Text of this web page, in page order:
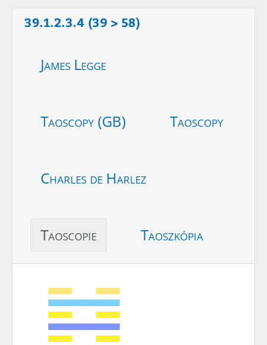
39.1.2.3.4 (39 > 58)
James Legge
Taoscopy (GB) Taoscopy
Charles de Harlez
Taoscopie Taoszkópia